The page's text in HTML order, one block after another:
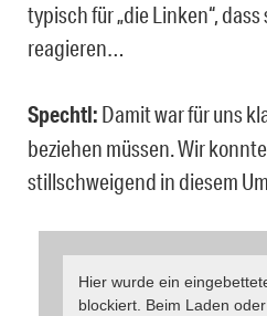
typisch für „die Linken“, dass
reagieren…
Spechtl: Damit war für uns
beziehen müssen. Wir
stillschweigend in diesem
Hier wurde ein
blockiert. Beim Laden